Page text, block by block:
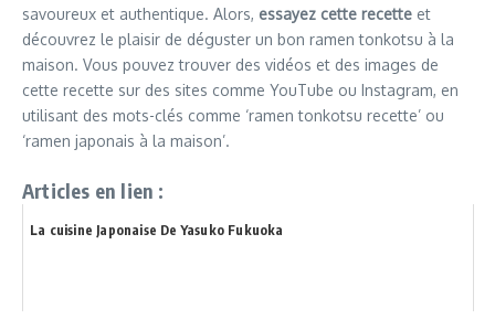
savoureux et authentique. Alors, essayez cette recette et
découvrez le plaisir de déguster un bon ramen tonkotsu à la
maison. Vous pouvez trouver des vidéos et des images de
cette recette sur des sites comme YouTube ou Instagram, en
utilisant des mots-clés comme ‘ramen tonkotsu recette’ ou
‘ramen japonais à la maison’.
Articles en lien :
La cuisine Japonaise De Yasuko Fukuoka